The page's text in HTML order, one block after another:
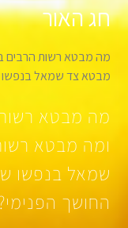
חג האור
מה מבטא רשות הרבים
מבטא צד שמאל בנפשו
מה מבטא
ומה מבטא
שמאל בנפשו
החושך